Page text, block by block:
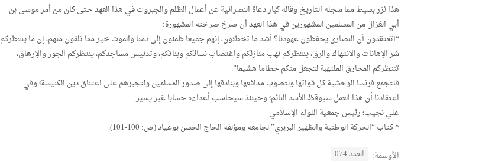
هذا نزر بسيط مما سجله التاريخ وقاله كبار دعاة النصرانية عن أعمال الظلم والجبروت في هذا العهد حتى كان من أمر موسى بن
أبي الغزال من المسلمين المشهورين في هذا العهد أن صرخ صرخته المشهورة:
“أتعتقدون أن النصارى يحفظون عهودنا؟ أشد ما تخطئون، إنهم جميعا ظمئون إلى دمنا والموت خير مما تلقون منهم، إن ما ينتظركم
شر الإهانات والانتهاك والرق، ينتظركم نهب منازلكم واغتصاب نسائكم وبناتكم، وتدنيس مساجدكم، ينتظركم الجور والإرهاق،
تنتظركم المحارق الملتهبة لتجعل منكم حطاما هشيما”.
فلتجمع فرنسا الوحشية كل قواتها ولتصوب مدافعها وبنادقها إلى صدور المسلمين ولتجبرهم على اعتناق دين الكنيسة؛ وفي
اعتقادنا أن هذا العمل سيوقظ الأسد النائم؛ وحينئذ سيحاسب أعداءه حسابا غير يسير.
علي نجيب؛ رئيس جمعية اللواء الإسلامي
* كتاب “الحركة الوطنية والظهير البربري” لجامعه ومؤلفه الحاج الحسن بوعياد (ص: 100-101).
الأوسمة: العدد 074